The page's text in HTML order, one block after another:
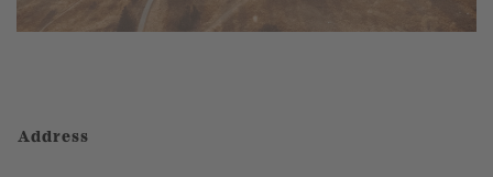
Address